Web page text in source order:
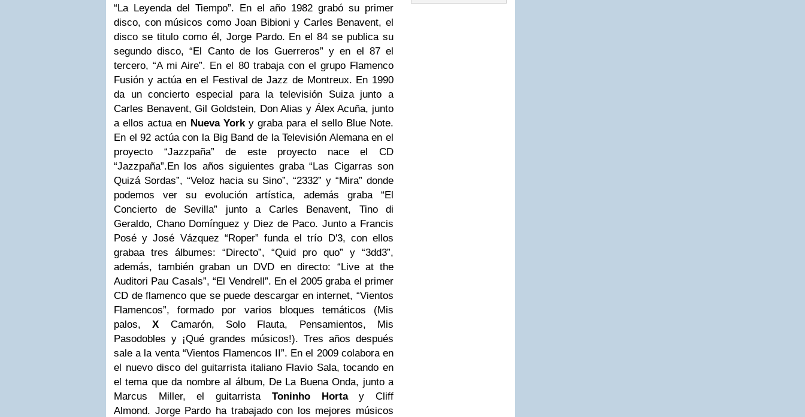
“La Leyenda del Tiempo”. En el año 1982 grabó su primer
disco, con músicos como Joan Bibioni y Carles Benavent, el
disco se titulo como él, Jorge Pardo. En el 84 se publica su
segundo disco, “El Canto de los Guerreros” y en el 87 el
tercero, “A mi Aire”. En el 80 trabaja con el grupo Flamenco
Fusión y actúa en el Festival de Jazz de Montreux. En 1990
da un concierto especial para la televisión Suiza junto a
Carles Benavent, Gil Goldstein, Don Alias y Álex Acuña, junto
a ellos actua en Nueva Yorky graba para el sello Blue Note.
En el 92 actúa con la Big Band de la Televisión Alemana en el
proyecto “Jazzpaña” de este proyecto naceel CD
“Jazzpaña”.En los años siguientes graba “Las Cigarras son
Quizá Sordas”, “Veloz hacia su Sino”, “2332” y “Mira” donde
podemos ver su evolución artística, además graba “El
Concierto de Sevilla” junto a Carles Benavent, Tino di
Geraldo, Chano Domínguez y Diez de Paco. Junto a Francis
Posé y José Vázquez “Roper” funda el trío D'3, con ellos
grabaa tres álbumes: “Directo”, “Quid pro quo” y “3dd3”,
además, también graban un DVD en directo: “Live at the
Auditori Pau Casals”, “El Vendrell”. En el 2005 graba el primer
CD de flamenco que se puede descargar en internet, “Vientos
Flamencos”, formado por varios bloques temáticos (Mis
palos,X Camarón, Solo Flauta, Pensamientos, Mis
Pasodobles y ¡Qué grandes músicos!). Tres años después
sale a la venta “Vientos Flamencos II”. En el 2009 colabora en
el nuevo disco del guitarrista italiano Flavio Sala, tocando en
el tema que da nombre al álbum, De La Buena Onda, junto a
Marcus Miller, el guitarrista Toninho Hortay Cliff
Almond. Jorge Pardo ha trabajado con los mejores músicos